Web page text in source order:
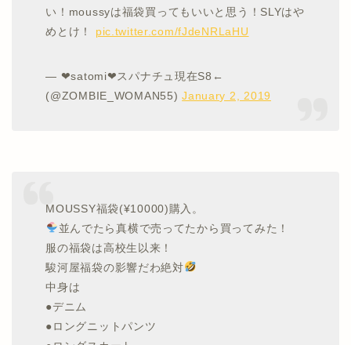
い！moussyは福袋買ってもいいと思う！SLYはや
めとけ！ pic.twitter.com/fJdeNRLaHU
— ❤︎satomi❤︎スパナチュ現在S8←
(@ZOMBIE_WOMAN55)January 2, 2019
MOUSSY福袋(¥10000)購入。
並んでたら真横で売ってたから買ってみた！
服の福袋は高校生以来！
駿河屋福袋の影響だわ絶対
中身は
●デニム
●ロングニットパンツ